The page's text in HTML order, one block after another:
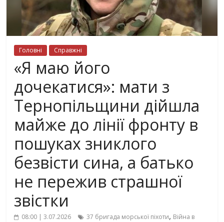
Головні Справжні
«Я маю його
дочекатися»: мати з
Тернопільщини дійшла
майже до лінії фронту в
пошуках зниклого
безвісти сина, а батько
не пережив страшної
звістки
08:00 | 3.07.2026 37 бригада морської піхоти, Війна в